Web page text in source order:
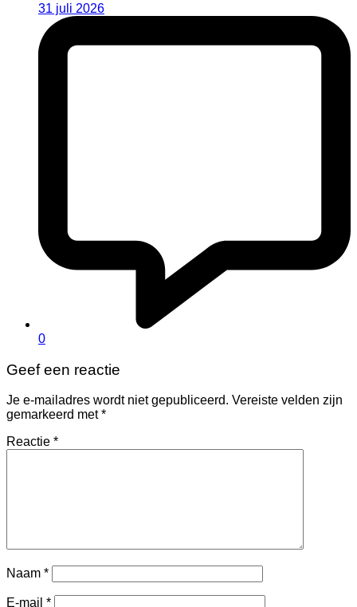
31 juli 2026
0
Geef een reactie
Je e-mailadres wordt niet gepubliceerd. Vereiste velden zijn
gemarkeerd met*
Reactie *
Naam *
E-mail *